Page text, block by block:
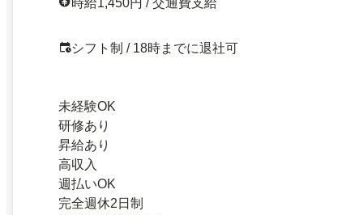
時給1,450円 / 交通費支給
シフト制 / 18時までに退社可
未経験OK
研修あり
昇給あり
高収入
週払いOK
完全週休2日制